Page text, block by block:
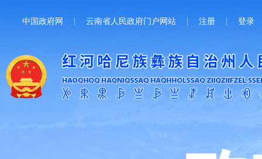
中国政府网 云南省人民政府门户网站 注册 登录